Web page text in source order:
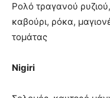
Ρολό τραγανού
καβούρι, ρόκα,
τομάτας
Nigiri